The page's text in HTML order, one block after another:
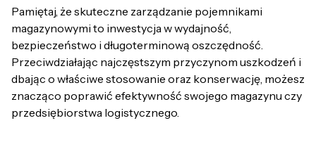
Pamiętaj, że skuteczne zarządzanie pojemnikami
magazynowymi to inwestycja w wydajność,
bezpieczeństwo i długoterminową oszczędność.
Przeciwdziałając najczęstszym przyczynom uszkodzeń i
dbając o właściwe stosowanie oraz konserwację, możesz
znacząco poprawić efektywność swojego magazynu czy
przedsiębiorstwa logistycznego.